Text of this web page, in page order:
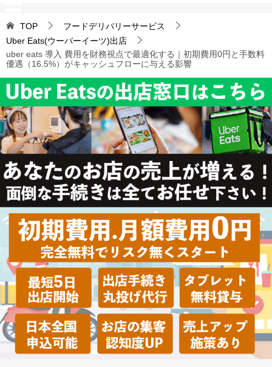
TOP
フードデリバリーサービス
Uber Eats(ウーバーイーツ)出店
uber eats 導入 費用を財務視点で最適化する｜初期費用0円と手数料
優遇（16.5%）がキャッシュフローに与える影響